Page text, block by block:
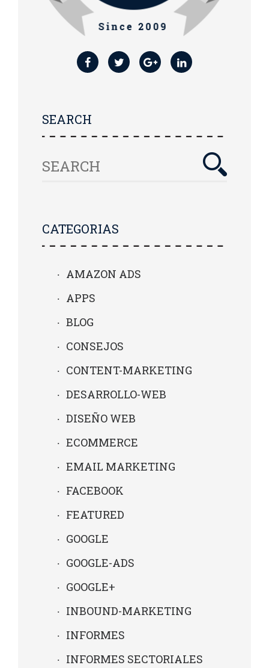
SEARCH
CATEGORIAS
AMAZON ADS
APPS
BLOG
CONSEJOS
CONTENT-MARKETING
DESARROLLO-WEB
DISEÑO WEB
ECOMMERCE
EMAIL MARKETING
FACEBOOK
FEATURED
GOOGLE
GOOGLE-ADS
GOOGLE+
INBOUND-MARKETING
INFORMES
INFORMES SECTORIALES